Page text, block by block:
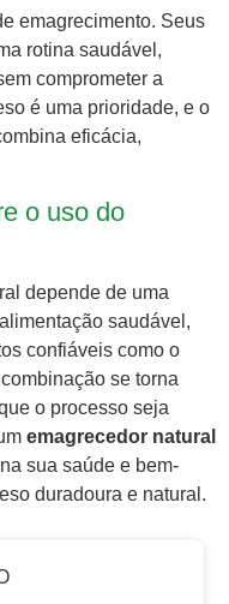
emagrecimento. Seus
rotina saudável,
comprometer a
é uma prioridade, e o
eficácia,
o uso do
depende de uma
saudável,
confiáveis como o
se torna
o processo seja
emagrecedor natural
sua saúde e bem-
duradoura e natural.